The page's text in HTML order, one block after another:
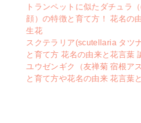
トランペットに似たダチュラ
顔）の特徴と育て方！ 花名の
生花
スクテラリア(scutellaria タツ
と育て方 花名の由来と花言葉
ユウゼンギク（友禅菊 宿根ア
と育て方や花名の由来 花言葉